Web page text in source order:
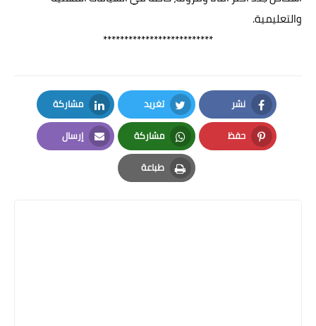
والتعليمية.
**************************
نشر
Facebook
تغريد
Twitter
مشاركة
LinkedIn
حفظ
Pinterest
مشاركة
Whatsapp
إرسال
Email
طباعة
Print